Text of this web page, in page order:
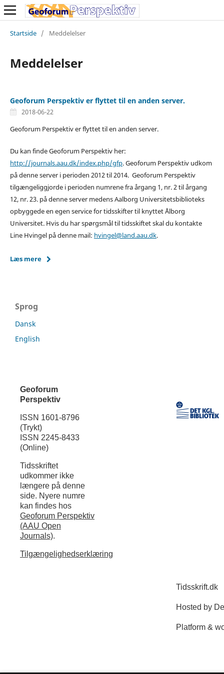
Startside / Meddelelser
Meddelelser
Geoforum Perspektiv er flyttet til en anden server.
2018-06-22
Geoforum Perspektiv er flyttet til en anden server.
Du kan finde Geoforum Perspektiv her:
http://journals.aau.dk/index.php/gfp. Geoforum Perspektiv udkom
på denne server i perioden 2012 til 2014. Geoforum Perspektiv
tilgængeliggjorde i perioden numrene fra årgang 1, nr. 2 til årgang
12, nr. 23. på denne server medens Aalborg Universitetsbiblioteks
opbyggede en egen service for tidsskifter til knyttet Ålborg
Universitet. Hvis du har spørgsmål til tidsskiftet skal du kontakte
Line Hvingel på denne mail: hvingel@land.aau.dk.
Læs mere
Sprog
Dansk
English
Geoforum
Perspektiv
ISSN 1601-8796
(Trykt)
ISSN 2245-8433
(Online)
Tidsskriftet
udkommer ikke
længere på denne
side. Nyere numre
kan findes hos
Geoforum Perspektiv
(AAU Open
Journals).
Tilgængelighedserklæring